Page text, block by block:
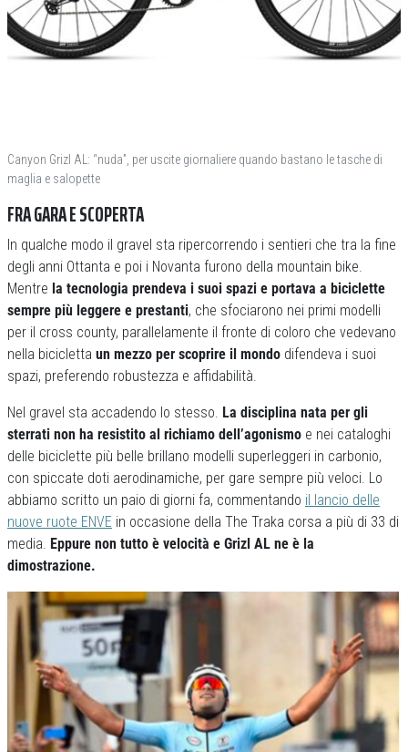
Canyon Grizl AL: “nuda”, per uscite giornaliere quando bastano le tasche di
maglia e salopette
FRA GARA E SCOPERTA
In qualche modo il gravel sta ripercorrendo i sentieri che tra la fine
degli anni Ottanta e poi i Novanta furono della mountain bike.
Mentre la tecnologia prendeva i suoi spazi e portava a biciclette
sempre più leggere e prestanti, che sfociarono nei primi modelli
per il cross county, parallelamente il fronte di coloro che vedevano
nella bicicletta un mezzo per scoprire il mondo difendeva i suoi
spazi, preferendo robustezza e affidabilità.
Nel gravel sta accadendo lo stesso. La disciplina nata per gli
sterrati non ha resistito al richiamo dell’agonismo e nei cataloghi
delle biciclette più belle brillano modelli superleggeri in carbonio,
con spiccate doti aerodinamiche, per gare sempre più veloci. Lo
abbiamo scritto un paio di giorni fa, commentando il lancio delle
nuove ruote ENVE in occasione della The Traka corsa a più di 33 di
media. Eppure non tutto è velocità e Grizl AL ne è la
dimostrazione.